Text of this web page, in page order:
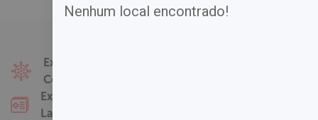
Exames
Covid-19
Exames
Laboratoriais
Nenhum local encontrado!